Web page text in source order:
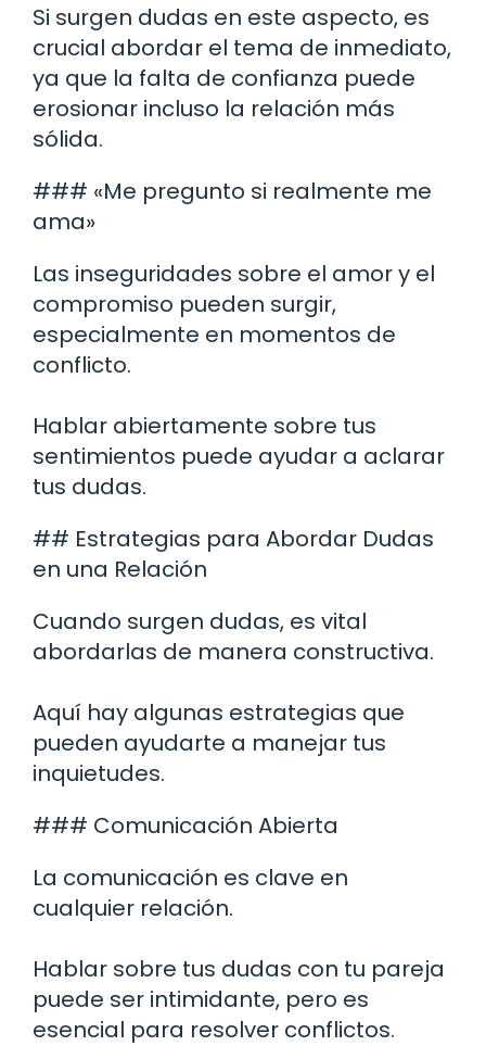
Si surgen dudas en este aspecto, es
crucial abordar el tema de inmediato,
ya que la falta de confianza puede
erosionar incluso la relación más
sólida.
### «Me pregunto si realmente me
ama»
Las inseguridades sobre el amor y el
compromiso pueden surgir,
especialmente en momentos de
conflicto.
Hablar abiertamente sobre tus
sentimientos puede ayudar a aclarar
tus dudas.
## Estrategias para Abordar Dudas
en una Relación
Cuando surgen dudas, es vital
abordarlas de manera constructiva.
Aquí hay algunas estrategias que
pueden ayudarte a manejar tus
inquietudes.
### Comunicación Abierta
La comunicación es clave en
cualquier relación.
Hablar sobre tus dudas con tu pareja
puede ser intimidante, pero es
esencial para resolver conflictos.